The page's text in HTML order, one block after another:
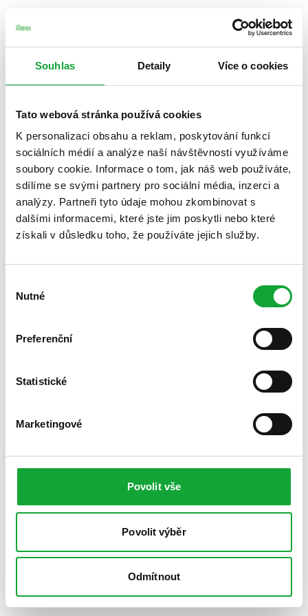
Souhlas Detaily Více o cookies
Tato webová stránka používá cookies
K personalizaci obsahu a reklam, poskytování funkcí
sociálních médií a analýze naší návštěvnosti využíváme
soubory cookie. Informace o tom, jak náš web používáte,
sdílíme se svými partnery pro sociální média, inzerci a
analýzy. Partneři tyto údaje mohou zkombinovat s
dalšími informacemi, které jste jim poskytli nebo které
získali v důsledku toho, že používáte jejich služby.
souhlasu
Nutné
Preferenční
Statistické
Marketingové
Povolit vše
Povolit výběr
Odmítnout